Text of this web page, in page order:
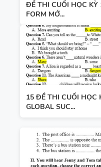
ĐỀ THI CUỐI HỌC
FORM MỚ...
15 ĐỀ THI CUỐI HỌC
GLOBAL SUC...